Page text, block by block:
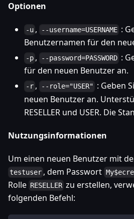
Optionen
-u , --username=USERNAME :
Benutzernamen für den
-p , --password=PASSWORD :
für den neuen Benutzer an.
-r , --role="USER" : Geben
neuen Benutzer an.
RESELLER und USER. Die
Nutzungsinformationen
Um einen neuen Benutzer mit
testuser , dem Passwort
Rolle RESELLER zu erstellen,
folgenden Befehl: